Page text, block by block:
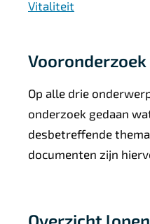
Vitaliteit
Op alle drie
onderzoek gedaan
desbetreffende
documenten zijn
Overzicht